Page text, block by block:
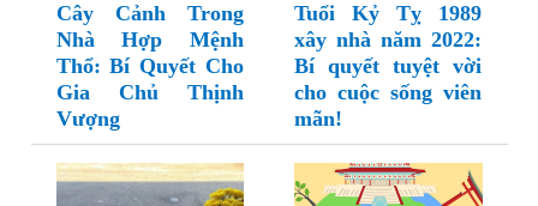
Cây Cảnh Trong
Nhà Hợp Mệnh
Thổ: Bí Quyết Cho
Gia Chủ Thịnh
Vượng
Tuổi Kỷ Tỵ 1989
xây nhà năm 2022:
Bí quyết tuyệt vời
cho cuộc sống viên
mãn!